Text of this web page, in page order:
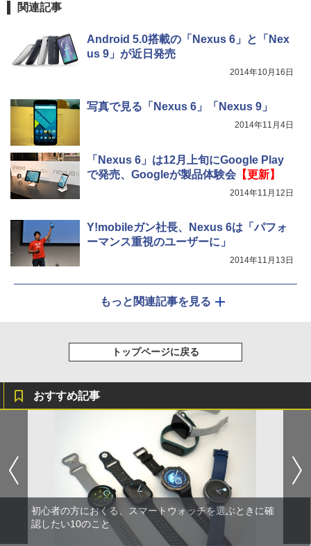
関連記事
Android 5.0搭載の「Nexus 6」と「Nex
us 9」が近日発売
2014年10月16日
写真で見る「Nexus 6」「Nexus 9」
2014年11月4日
「Nexus 6」は12月上旬にGoogle Play
で発売、Googleが製品体験会【更新】
2014年11月12日
Y!mobileガン社長、Nexus 6は「パフォ
ーマンス重視のユーザーに」
2014年11月13日
もっと関連記事を見る
トップページに戻る
おすすめ記事
初心者の方におくる、スマートウォッチを選ぶときに確
認したい10のこと